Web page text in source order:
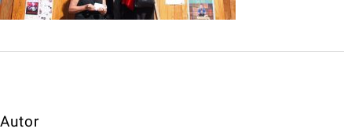
Autor